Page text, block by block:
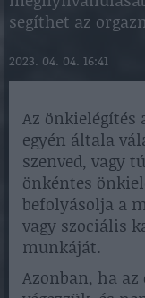
segíthet az
2023. 04. 04. 16:41
Az önkielégítés
egyén általa
szenved, vagy
önkéntes
befolyásolja a
vagy szociális
munkáját.
Azonban, ha